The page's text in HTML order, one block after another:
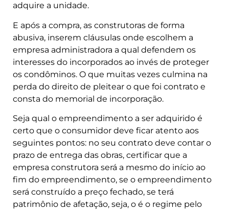
adquire a unidade.
E após a compra, as construtoras de forma
abusiva, inserem cláusulas onde escolhem a
empresa administradora a qual defendem os
interesses do incorporados ao invés de proteger
os condôminos. O que muitas vezes culmina na
perda do direito de pleitear o que foi contrato e
consta do memorial de incorporação.
Seja qual o empreendimento a ser adquirido é
certo que o consumidor deve ficar atento aos
seguintes pontos: no seu contrato deve contar o
prazo de entrega das obras, certificar que a
empresa construtora será a mesmo do início ao
fim do empreendimento, se o empreendimento
será construído a preço fechado, se terá
patrimônio de afetação, seja, o é o regime pelo